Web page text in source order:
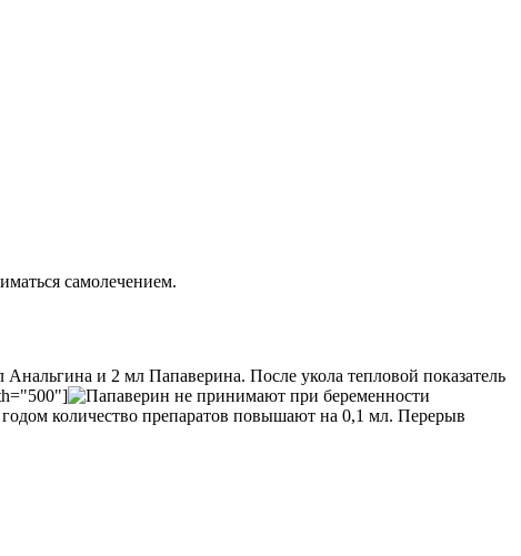
самолечением.
и 2 мл Папаверина. После укола тепловой показатель
количество препаратов повышают на 0,1 мл. Перерыв